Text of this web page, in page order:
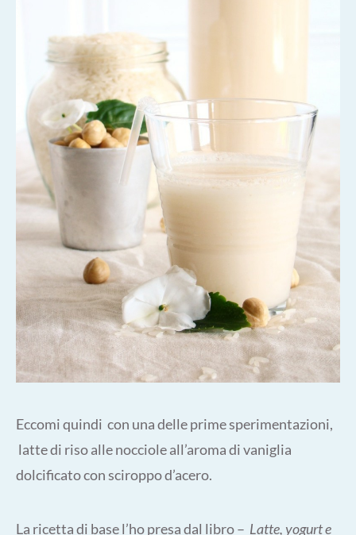
Eccomi quindi con una delle prime sperimentazioni,
latte di riso alle nocciole all’aroma di vaniglia
dolcificato con sciroppo d’acero.
La ricetta di base l’ho presa dal libro – Latte, yogurt e